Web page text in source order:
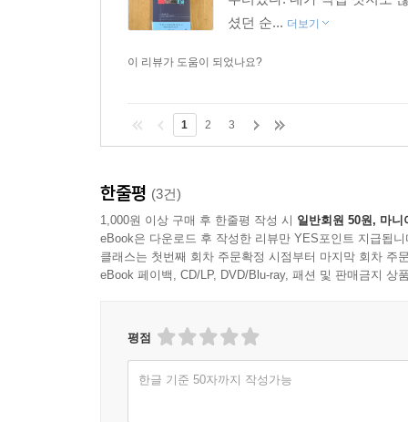
셨던 순... 더보기
이 리뷰가 도움이 되었나요?
1 2 3
한줄평 (3건)
1,000원 이상 구매 후 한줄평 작성 시 일반회원 50원, 마니
eBook은 다운로드 후 작성한 리뷰만 YES포인트 지급됩니
클래스는 첫번째 회차 주문확정 시점부터 마지막 회차 주
eBook 페이백, CD/LP, DVD/Blu-ray, 패션 및 판매금지 상
평점
한글 기준 50자까지 작성가능